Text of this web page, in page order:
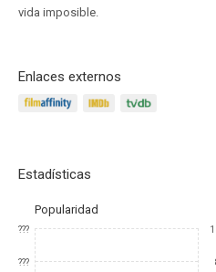
vida imposible.
Enlaces externos
Estadísticas
Popularidad
???
???